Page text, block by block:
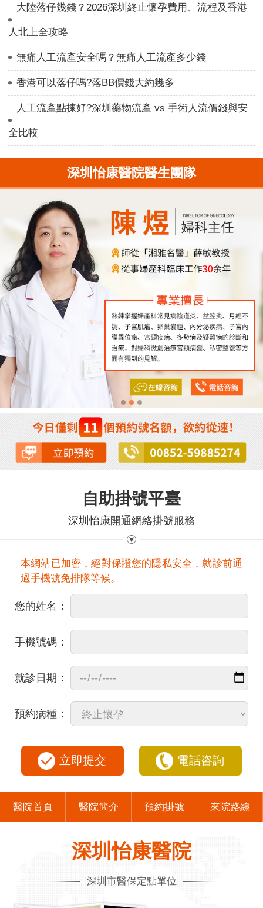
大陸落仔幾錢？2026深圳終止懷孕費用、流程及香港
人北上全攻略
無痛人工流產安全嗎？無痛人工流產多少錢
香港可以落仔嗎?落BB價錢大約幾多
人工流產點揀好?深圳藥物流產 vs 手術人流價錢與安
全比較
深圳怡康醫院醫生團隊
自助掛號平臺
深圳怡康開通網絡掛號服務
本網站已加密，絕對保證您的隱私安全，就診前通
過手機號免排隊等候。
您的姓名：
手機號碼：
就診日期：
預約病種：
立即提交 電話咨詢
醫院首頁 醫院簡介 預約掛號 來院路線
深圳怡康醫院
深圳市醫保定點單位